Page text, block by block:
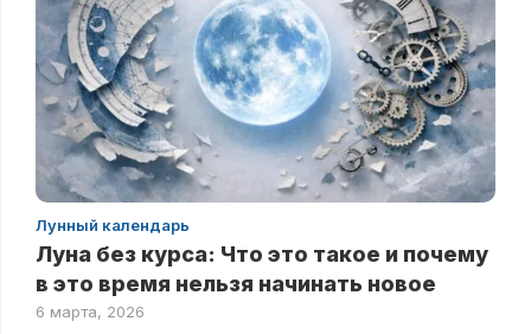
Лунный календарь
Луна без курса: Что это такое и почему
в это время нельзя начинать новое
6 марта, 2026